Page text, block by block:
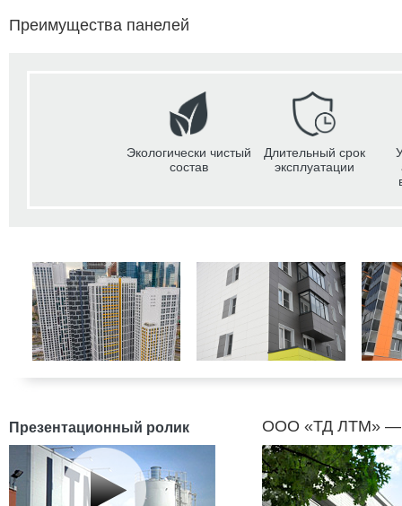
Преимущества панелей
Экологически чистый
состав
Длительный срок
эксплуатации
Презентационный ролик ООО «ТД ЛТМ» —